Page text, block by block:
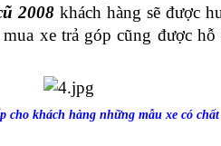
2008 khách hàng sẽ được
xe trả góp cũng được
cho khách hàng những mẫu xe có